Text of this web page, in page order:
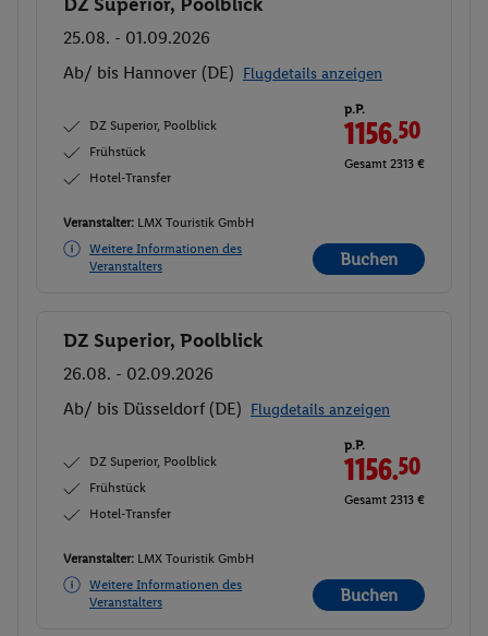
Buchen
25.08. - 01.09.2026
Ab/ bis Hannover (DE) Flugdetails anzeigen
DZ Superior, Poolblick
Frühstück
Hotel-Transfer
p.P.
1156.50
Gesamt 2313 €
Veranstalter: LMX Touristik GmbH
Weitere Informationen des
Veranstalters
Buchen
Buchen
DZ Superior, Poolblick
26.08. - 02.09.2026
Ab/ bis Düsseldorf (DE) Flugdetails anzeigen
DZ Superior, Poolblick
Frühstück
Hotel-Transfer
p.P.
1156.50
Gesamt 2313 €
Veranstalter: LMX Touristik GmbH
Weitere Informationen des
Veranstalters
Buchen